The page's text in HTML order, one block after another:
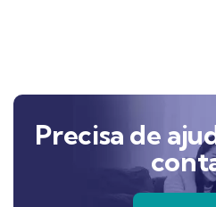
Precisa de